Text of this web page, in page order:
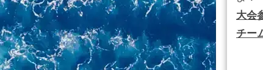
大会
チー